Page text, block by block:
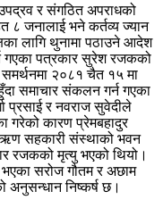
र संगठित अपराधको
८ जनालाई भने कर्तव्य ज्यान
लागि थुनामा पठाउने आदेश
गएका पत्रकार सुरेश रजकको
समर्थनमा २०८१ चैत १५ मा
समाचार संकलन गर्न गएका
प्रसाई र नवराज सुवेदीले
गरेको कारण प्रेमबहादुर
ऋण सहकारी संस्थाको भवन
रजकको मृत्यु भएको थियो।
भएका सरोज गौतम र अछाम
अनुसन्धान निष्कर्ष छ।